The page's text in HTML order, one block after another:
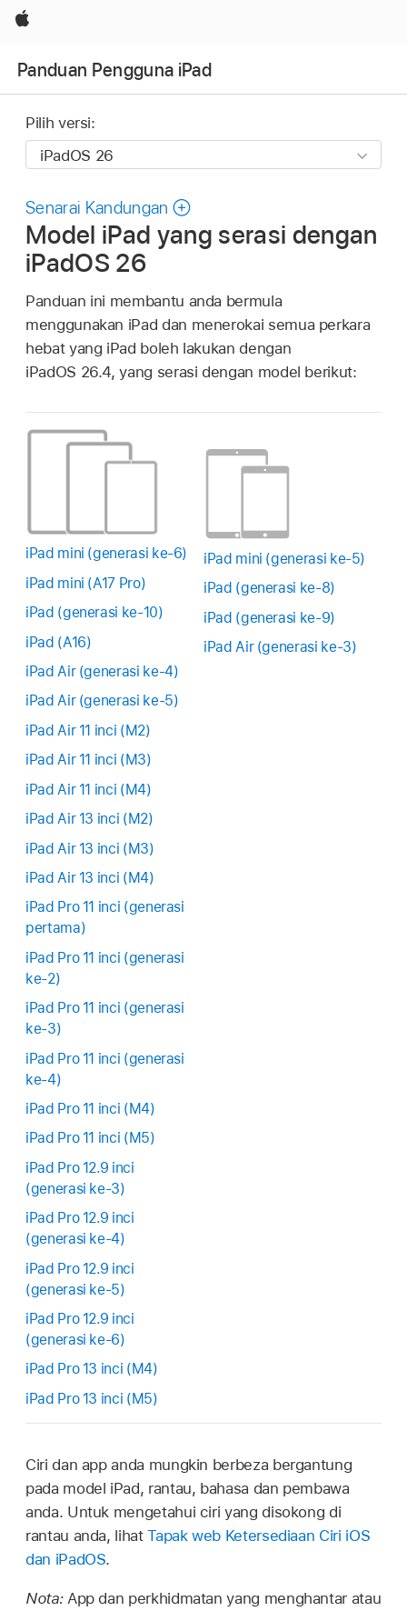
Apple
Panduan Pengguna iPad
Pilih versi:
Senarai Kandungan
Model iPad yang serasi dengan
iPadOS 26
Panduan ini membantu anda bermula
menggunakan iPad dan menerokai semua perkara
hebat yang iPad boleh lakukan dengan
iPadOS 26.4, yang serasi dengan model berikut:
iPad mini (generasi ke-6)
iPad mini (A17 Pro)
iPad (generasi ke-10)
iPad (A16)
iPad Air (generasi ke-4)
iPad Air (generasi ke-5)
iPad Air 11 inci (M2)
iPad Air 11 inci (M3)
iPad Air 11 inci (M4)
iPad Air 13 inci (M2)
iPad Air 13 inci (M3)
iPad Air 13 inci (M4)
iPad Pro 11 inci (generasi
pertama)
iPad Pro 11 inci (generasi
ke-2)
iPad Pro 11 inci (generasi
ke-3)
iPad Pro 11 inci (generasi
ke-4)
iPad Pro 11 inci (M4)
iPad Pro 11 inci (M5)
iPad Pro 12.9 inci
(generasi ke-3)
iPad Pro 12.9 inci
(generasi ke-4)
iPad Pro 12.9 inci
(generasi ke-5)
iPad Pro 12.9 inci
(generasi ke-6)
iPad Pro 13 inci (M4)
iPad Pro 13 inci (M5)
iPad mini (generasi ke-5)
iPad (generasi ke-8)
iPad (generasi ke-9)
iPad Air (generasi ke-3)
Ciri dan app anda mungkin berbeza bergantung
pada model iPad, rantau, bahasa dan pembawa
anda. Untuk mengetahui ciri yang disokong di
rantau anda, lihatTapak web Ketersediaan Ciri iOS
dan iPadOS.
Nota: App dan perkhidmatan yang menghantar atau